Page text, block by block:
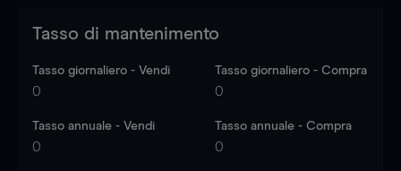
Tasso di mantenimento
Tasso giornaliero - Vendi
0
Tasso giornaliero - Compra
0
Tasso annuale - Vendi
0
Tasso annuale - Compra
0